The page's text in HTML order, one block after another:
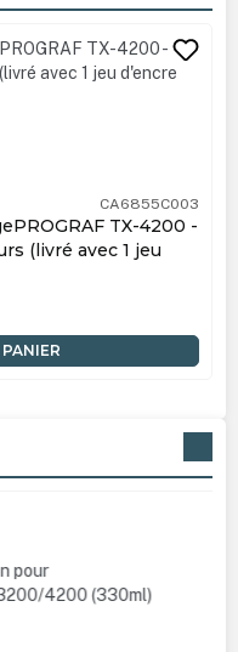
CA6855C003
TX-4200 -
(livré avec 1 jeu